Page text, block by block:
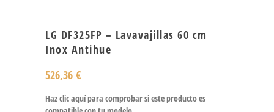
LG DF325FP – Lavavajillas 60 cm
Inox Antihue
526,36 €
Haz clic aquí para comprobar si este producto es